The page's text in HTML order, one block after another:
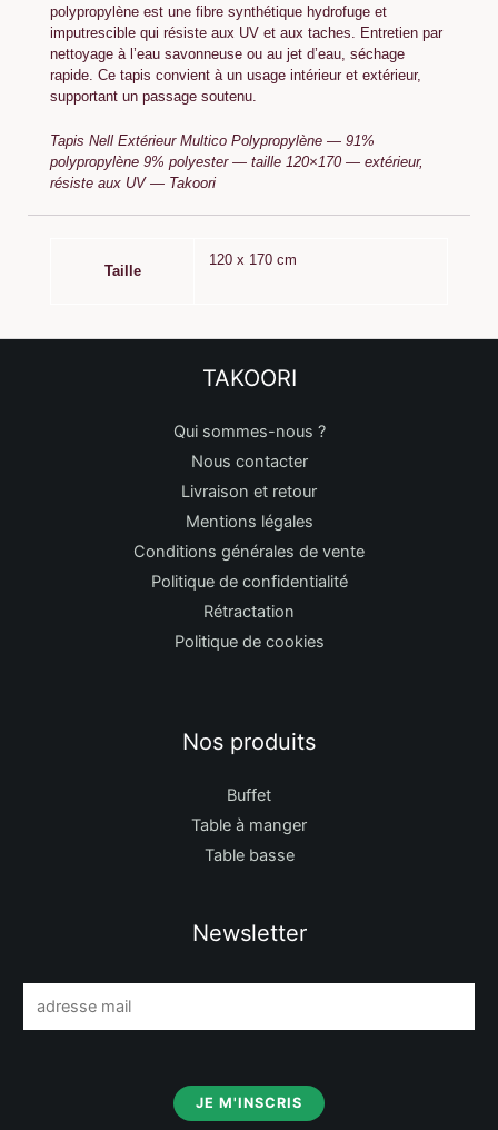
polypropylène est une fibre synthétique hydrofuge et
imputrescible qui résiste aux UV et aux taches. Entretien par
nettoyage à l’eau savonneuse ou au jet d’eau, séchage
rapide. Ce tapis convient à un usage intérieur et extérieur,
supportant un passage soutenu.
Tapis Nell Extérieur Multico Polypropylène — 91%
polypropylène 9% polyester — taille 120×170 — extérieur,
résiste aux UV — Takoori
Taille
120 x 170 cm
TAKOORI
Qui sommes-nous ?
Nous contacter
Livraison et retour
Mentions légales
Conditions générales de vente
Politique de confidentialité
Rétractation
Politique de cookies
Nos produits
Buffet
Table à manger
Table basse
Newsletter
m
JE M'INSCRIS